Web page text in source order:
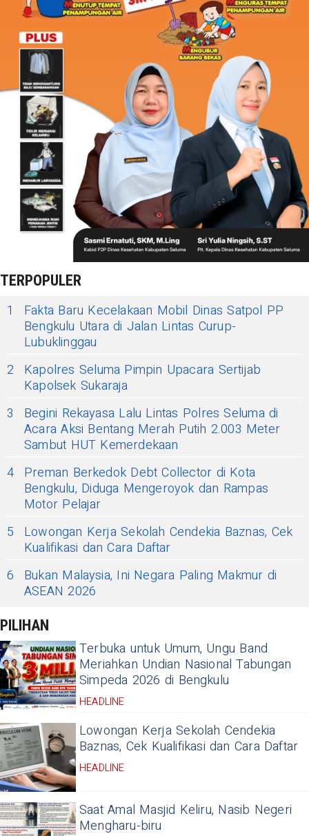
TERPOPULER
1
Fakta Baru Kecelakaan Mobil Dinas Satpol PP
Bengkulu Utara di Jalan Lintas Curup-
Lubuklinggau
2
Kapolres Seluma Pimpin Upacara Sertijab
Kapolsek Sukaraja
3
Begini Rekayasa Lalu Lintas Polres Seluma di
Acara Aksi Bentang Merah Putih 2.003 Meter
Sambut HUT Kemerdekaan
4 Preman Berkedok Debt Collector di Kota
Bengkulu, Diduga Mengeroyok dan Rampas
Motor Pelajar
5
Lowongan Kerja Sekolah Cendekia Baznas, Cek
Kualifikasi dan Cara Daftar
6
Bukan Malaysia, Ini Negara Paling Makmur di
ASEAN 2026
PILIHAN
Terbuka untuk Umum, Ungu Band
Meriahkan Undian Nasional Tabungan
Simpeda 2026 di Bengkulu
HEADLINE
Lowongan Kerja Sekolah Cendekia
Baznas, Cek Kualifikasi dan Cara Daftar
HEADLINE
Saat Amal Masjid Keliru, Nasib Negeri
Mengharu-biru